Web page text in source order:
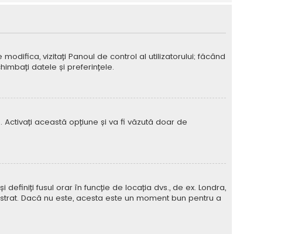
vizitați Panoul de control al utilizatorului; făcând
datele și preferințele.
. Activați această opțiune și va fi văzută doar de
definiți fusul orar în funcție de locația dvs., de ex. Londra,
Dacă nu este, acesta este un moment bun pentru a